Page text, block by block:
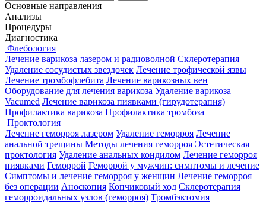
Основные направления
Анализы
Процедуры
Диагностика
Флебология
Лечение варикоза лазером и радиоволной Склеротерапия
Удаление сосудистых звездочек Лечение трофической язвы
Лечение тромбофлебита Лечение варикозных вен
Оборудование для лечения варикоза Удаление варикоза
Vacumed Лечение варикоза пиявками (гирудотерапия)
Профилактика варикоза Профилактика тромбоза
Проктология
Лечение геморроя лазером Удаление геморроя Лечение
анальной трещины Методы лечения геморроя Эстетическая
проктология Удаление анальных кондилом Лечение геморроя
пиявками Геморрой Геморрой у мужчин: симптомы и лечение
Симптомы и лечение геморроя у женщин Лечение геморроя
без операции Аноскопия Копчиковый ход Склеротерапия
геморроидальных узлов (геморроя) Тромбэктомия